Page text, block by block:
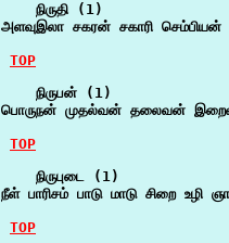
    நிருதி (1)
அளவுஇலா சகரன் சகாரி
TOP
    நிருபன் (1)
பொருநன் முதல்வன் தலைவன்
TOP
    நிருபுடை (1)
நீள் பாரிசம் பாடு மாடு சிறை உழி
TOP